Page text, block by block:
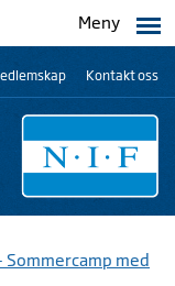
Meny
Kontakt oss
med